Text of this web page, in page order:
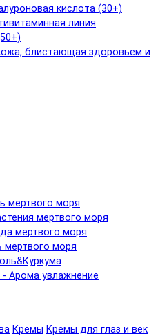
кислота (30+)
линия
блистающая здоровьем и
мертвого моря
мертвого моря
мертвого моря
мертвого моря
- Арома увлажнение
Кремы Кремы для глаз и век